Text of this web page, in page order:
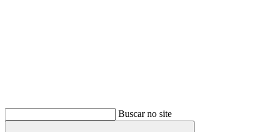
Buscar no site